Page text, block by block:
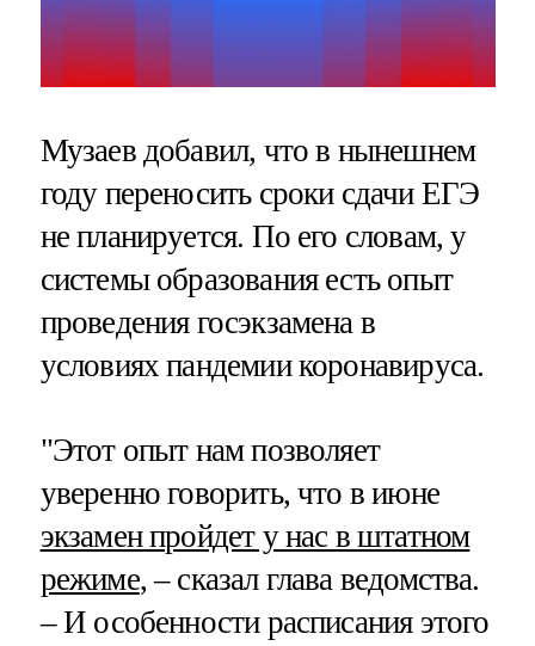
Музаев добавил, что в нынешнем
году переносить сроки сдачи ЕГЭ
не планируется. По его словам, у
системы образования есть опыт
проведения госэкзамена в
условиях пандемии коронавируса.
"Этот опыт нам позволяет
уверенно говорить, что в июне
экзамен пройдет у нас в штатном
режиме, – сказал глава ведомства.
– И особенности расписания этого